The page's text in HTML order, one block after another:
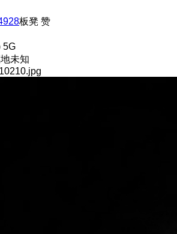
板凳 赞
5G
未知